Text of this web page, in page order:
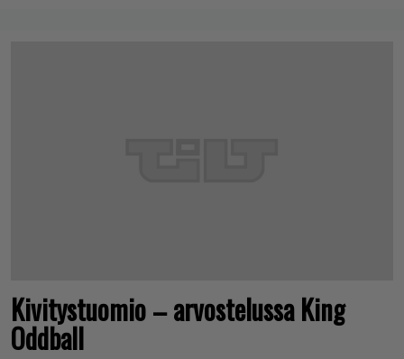
Kivitystuomio – arvostelussa King
Oddball